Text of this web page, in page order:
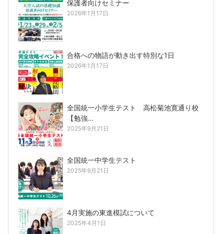
保護者向けセミナー
2026年1月17日
合格への物語が動き出す特別な1日
2026年1月17日
全国統一小学生テスト 高松菊池寛通り校
【勉強…
2025年9月21日
全国統一中学生テスト
2025年9月21日
4月実施の東進模試について
2025年4月1日